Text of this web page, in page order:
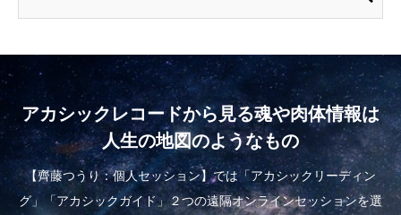
アカシックレコードから見る魂や肉体情報は
人生の地図のようなもの
【齊藤つうり：個人セッション】では「アカシックリーディン
グ」「アカシックガイド」２つの遠隔オンラインセッションを選